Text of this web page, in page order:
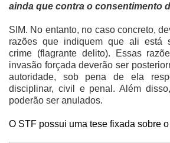
ainda que contra o consentimento
SIM. No entanto, no caso concreto,
razões que indiquem que ali está
crime (flagrante delito). Essas
invasão forçada deverão ser
autoridade, sob pena de ela
disciplinar, civil e penal. Além
poderão ser anulados.
O STF possui uma tese fixada sobre o